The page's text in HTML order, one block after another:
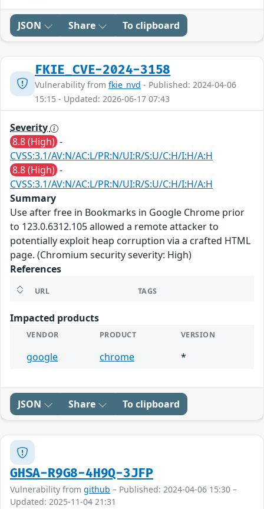
JSON Share To clipboard
FKIE_CVE-2024-3158
Vulnerability from fkie_nvd - Published: 2024-04-06
15:15 - Updated: 2026-06-17 07:43
Severity
8.8 (High) -
CVSS:3.1/AV:N/AC:L/PR:N/UI:R/S:U/C:H/I:H/A:H
8.8 (High) -
CVSS:3.1/AV:N/AC:L/PR:N/UI:R/S:U/C:H/I:H/A:H
Summary
Use after free in Bookmarks in Google Chrome prior
to 123.0.6312.105 allowed a remote attacker to
potentially exploit heap corruption via a crafted HTML
page. (Chromium security severity: High)
References
URL TAGS
Impacted products
VENDOR PRODUCT VERSION
google chrome *
JSON Share To clipboard
GHSA-R9G8-4H9Q-3JFP
Vulnerability from github – Published: 2024-04-06 15:30 –
Updated: 2025-11-04 21:31